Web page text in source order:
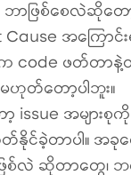
ာဖြစ်စေလဲဆိုတေ
အကြောင်
code ဖတ်တာနဲ့တ
မဟုတ်တော့ပါဘူး။
ာ့ issue အများ
င်ခဲ့တာပါ။ အခု
ြစ်လဲ ဆိုတာတွေ၊